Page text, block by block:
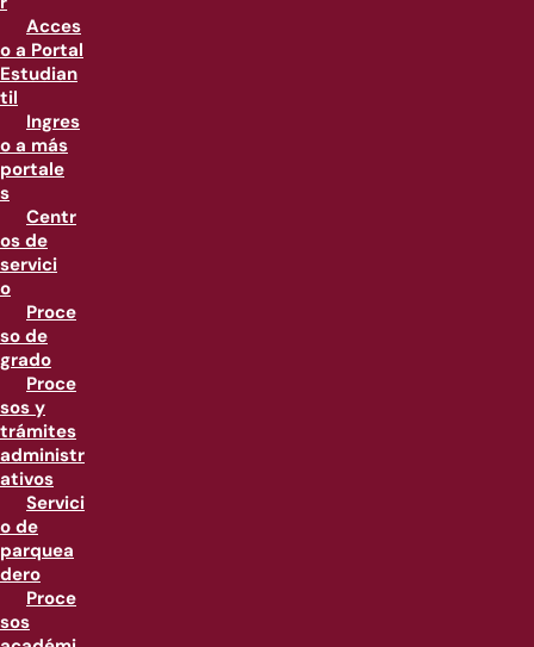
Acces
o a Portal
Estudian
til
Ingres
o a más
portale
s
Centr
os de
servici
o
Proce
so de
grado
Proce
sos y
trámites
administr
ativos
Servici
o de
parquea
dero
Proce
sos